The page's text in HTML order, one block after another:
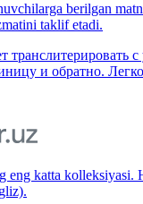
berilgan
taklif etadi.
с
и обратно.
eng katta kolleksiyasi.